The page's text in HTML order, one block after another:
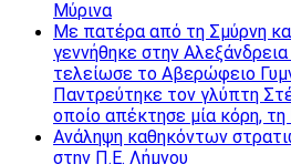
Μύρινα
Με πατέρα από τη Σμύρνη
γεννήθηκε στην
τελείωσε το Αβερώφειο
Παντρεύτηκε τον γλύπτη
οποίο απέκτησε μία κόρη,
Ανάληψη καθηκόντων
στην Π.Ε. Λήμνου